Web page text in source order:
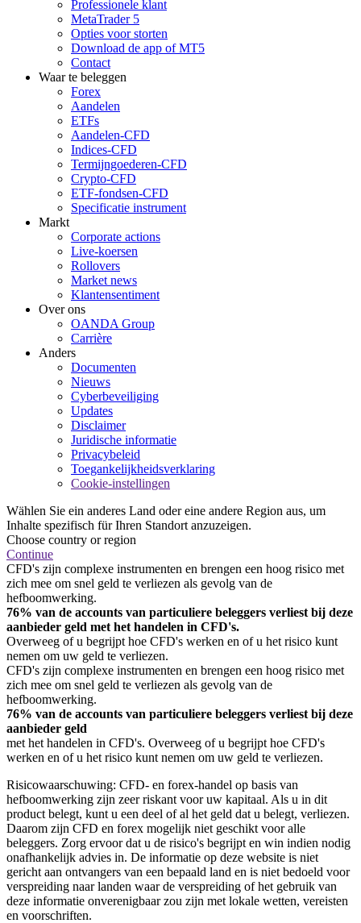
Professionele klant
MetaTrader 5
Opties voor storten
Download de app of MT5
Contact
Waar te beleggen
Forex
Aandelen
ETFs
Aandelen-CFD
Indices-CFD
Termijngoederen-CFD
Crypto-CFD
ETF-fondsen-CFD
Specificatie instrument
Markt
Corporate actions
Live-koersen
Rollovers
Market news
Klantensentiment
Over ons
OANDA Group
Carrière
Anders
Documenten
Nieuws
Cyberbeveiliging
Updates
Disclaimer
Juridische informatie
Privacybeleid
Toegankelijkheidsverklaring
Cookie-instellingen
Wählen Sie ein anderes Land oder eine andere Region aus, um
Inhalte spezifisch für Ihren Standort anzuzeigen.
Choose country or region
Continue
CFD's zijn complexe instrumenten en brengen een hoog risico met
zich mee om snel geld te verliezen als gevolg van de
hefboomwerking.
76% van de accounts van particuliere beleggers verliest bij deze
aanbieder geld met het handelen in CFD's.
Overweeg of u begrijpt hoe CFD's werken en of u het risico kunt
nemen om uw geld te verliezen.
CFD's zijn complexe instrumenten en brengen een hoog risico met
zich mee om snel geld te verliezen als gevolg van de
hefboomwerking.
76% van de accounts van particuliere beleggers verliest bij deze
aanbieder geld
met het handelen in CFD's. Overweeg of u begrijpt hoe CFD's
werken en of u het risico kunt nemen om uw geld te verliezen.
Risicowaarschuwing: CFD- en forex-handel op basis van
hefboomwerking zijn zeer riskant voor uw kapitaal. Als u in dit
product belegt, kunt u een deel of al het geld dat u belegt, verliezen.
Daarom zijn CFD en forex mogelijk niet geschikt voor alle
beleggers. Zorg ervoor dat u de risico's begrijpt en win indien nodig
onafhankelijk advies in. De informatie op deze website is niet
gericht aan ontvangers van een bepaald land en is niet bedoeld voor
verspreiding naar landen waar de verspreiding of het gebruik van
deze informatie onverenigbaar zou zijn met lokale wetten, vereisten
en voorschriften.